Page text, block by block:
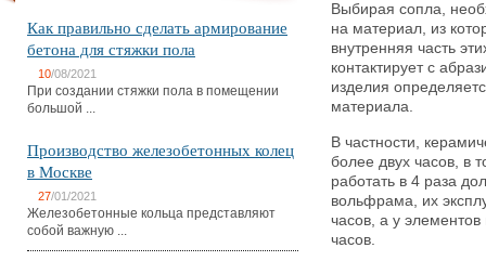
Как правильно сделать армирование
бетона для стяжки пола
10/08/2021
При создании стяжки пола в помещении
большой ...
Производство железобетонных колец
в Москве
27/01/2021
Железобетонные кольца представляют
собой важную ...
Выбирая сопла,
на материал, из
внутренняя часть
контактирует с
изделия
материала.
В частности,
более двух часов, в
работать в 4 раза
вольфрама, их
часов, а у
часов.